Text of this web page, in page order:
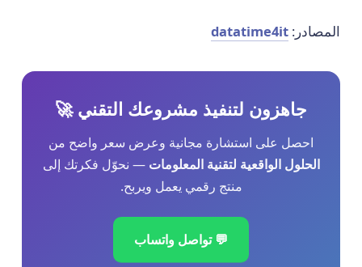
المصادر: datatime4it
جاهزون لتنفيذ مشروعك التقني 🚀
احصل على استشارة مجانية وعرض سعر واضح من
الحلول الواقعية لتقنية المعلومات — نحوّل فكرتك إلى
منتج رقمي يعمل ويربح.
💬 تواصل واتساب